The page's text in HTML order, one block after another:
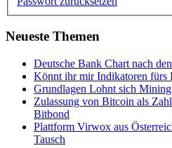
Neueste Themen
Deutsche Bank Chart nach
Könnt ihr mir Indikatoren fürs
Grundlagen Lohnt sich
Zulassung von Bitcoin als
Bitbond
Plattform Virwox aus
Tausch